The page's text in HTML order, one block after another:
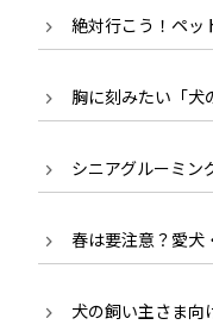
絶対行こう！ペッ
胸に刻みたい「犬
シニアグルーミン
春は要注意？愛犬
犬の飼い主さま